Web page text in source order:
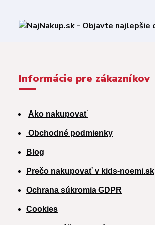
Informácie pre zákazníkov
Ako nakupovať
Obchodné podmienky
Blog
Prečo nakupovať v kids-noemi.sk
Ochrana súkromia GDPR
Cookies